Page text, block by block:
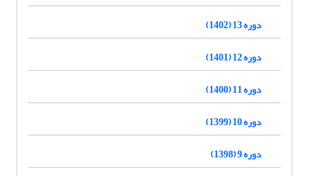
دوره 13 (1402)
دوره 12 (1401)
دوره 11 (1400)
دوره 10 (1399)
دوره 9 (1398)